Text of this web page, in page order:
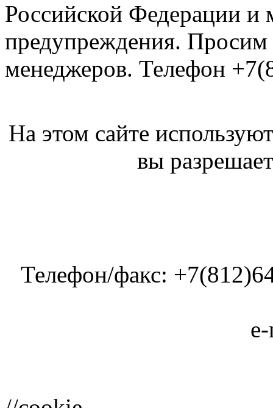
Российской Федерации и
предупреждения. Просим
менеджеров. Телефон
На этом сайте
вы
Телефон/факс: